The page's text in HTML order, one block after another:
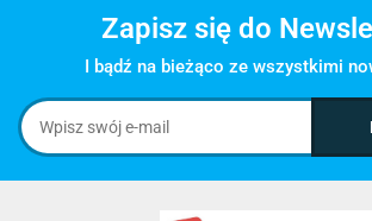
Zapisz się do
I bądź na bieżąco ze wszystkimi